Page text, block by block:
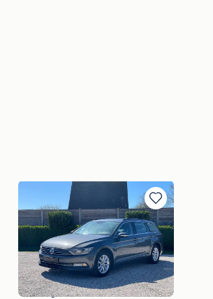
Bewaren
in
Mijn
Favorieten
Autos Express
Ledegem